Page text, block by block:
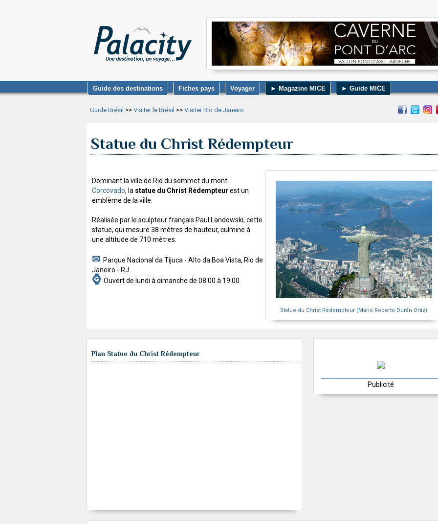
Guide des destinations Fiches pays Voyager ► Magazine MICE ► Guide MICE
Guide Brésil >> Visiter le Brésil >> Visiter Rio de Janeiro
Statue du Christ Rédempteur
Statue du Christ Rédempteur (Mario Roberto Durán Ortiz)
Dominant la ville de Rio du sommet du mont
Corcovado, la statue du Christ Rédempteur est un
emblème de la ville.
Réalisée par le sculpteur français Paul Landowski, cette
statue, qui mesure 38 mètres de hauteur, culmine à
une altitude de 710 mètres.
✉ Parque Nacional da Tijuca - Alto da Boa Vista, Rio de
Janeiro - RJ
⌚ Ouvert de lundi à dimanche de 08:00 à 19:00
Plan Statue du Christ Rédempteur
Publicité